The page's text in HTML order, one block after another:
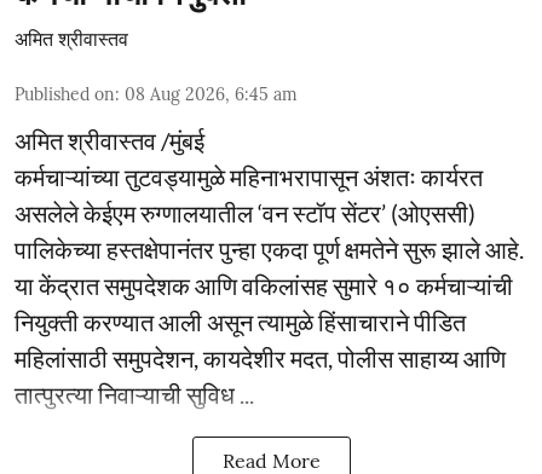
अमित श्रीवास्तव
Published on: 08 Aug 2026, 6:45 am
अमित श्रीवास्तव /मुंबई
कर्मचाऱ्यांच्या तुटवड्यामुळे महिनाभरापासून अंशतः कार्यरत
असलेले केईएम रुग्णालयातील ‘वन स्टॉप सेंटर’ (ओएससी)
पालिकेच्या हस्तक्षेपानंतर पुन्हा एकदा पूर्ण क्षमतेने सुरू झाले आहे.
या केंद्रात समुपदेशक आणि वकिलांसह सुमारे १० कर्मचाऱ्यांची
नियुक्ती करण्यात आली असून त्यामुळे हिंसाचाराने पीडित
महिलांसाठी समुपदेशन, कायदेशीर मदत, पोलीस साहाय्य आणि
तात्पुरत्या निवाऱ्याची सुविध ...
Read More